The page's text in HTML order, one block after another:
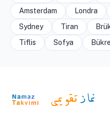
Amsterdam
Londra
Sydney
Tiran
Tiflis
Sofya